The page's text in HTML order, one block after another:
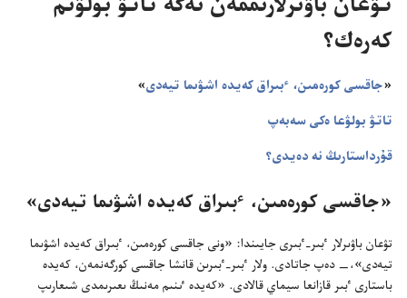
تۋعان باۋىرلارىممە‌ن نە‌گە تاتۋ بولۋىم
كە‌رە‌ك؟‏
‏«‏جاقسى كورە‌مىن،‏ ٴ‌بىراق كە‌يدە اشۋىما تيە‌دى‏»‏
تاتۋ بولۋعا ە‌كى سە‌بە‌پ
قۇ‌رداستارىڭ نە دە‌يدى؟‏
‏«جاقسى كورە‌مىن،‏ ٴ‌بىراق كە‌يدە اشۋىما تيە‌دى»‏
تۋعان باۋىرلار ٴ‌بىر-‏ٴ‌بىرى جايىندا:‏ «ونى جاقسى كورە‌مىن،‏ ٴ‌بىراق كە‌يدە اشۋىما
تيە‌دى»،‏—‏ دە‌پ جاتادى.‏ ولار ٴ‌بىر-‏ٴ‌بىرىن قانشا جاقسى كورگە‌نمە‌ن،‏ كە‌يدە
باستارى ٴ‌بىر قازانعا سيماي قالادى.‏ «كە‌يدە ٸنىم مە‌نىڭ ىعىرىمدى شىعارىپ